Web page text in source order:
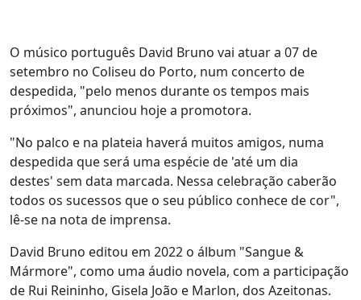
O músico português David Bruno vai atuar a 07 de
setembro no Coliseu do Porto, num concerto de
despedida, "pelo menos durante os tempos mais
próximos", anunciou hoje a promotora.
"No palco e na plateia haverá muitos amigos, numa
despedida que será uma espécie de 'até um dia
destes' sem data marcada. Nessa celebração caberão
todos os sucessos que o seu público conhece de cor",
lê-se na nota de imprensa.
David Bruno editou em 2022 o álbum "Sangue &
Mármore", como uma áudio novela, com a participação
de Rui Reininho, Gisela João e Marlon, dos Azeitonas.